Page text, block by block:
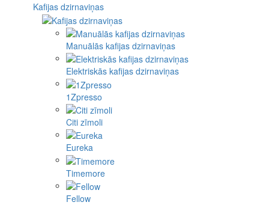
Kafijas dzirnaviņas
Manuālās kafijas dzirnaviņas
Elektriskās kafijas dzirnaviņas
1Zpresso
Citi zīmoli
Eureka
Timemore
Fellow